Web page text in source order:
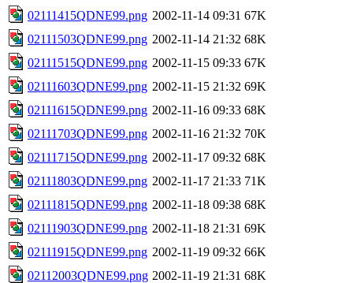
02111415QDNE99.png 2002-11-14 09:31 67K
02111503QDNE99.png 2002-11-14 21:32 68K
02111515QDNE99.png 2002-11-15 09:33 67K
02111603QDNE99.png 2002-11-15 21:32 69K
02111615QDNE99.png 2002-11-16 09:33 68K
02111703QDNE99.png 2002-11-16 21:32 70K
02111715QDNE99.png 2002-11-17 09:32 68K
02111803QDNE99.png 2002-11-17 21:33 71K
02111815QDNE99.png 2002-11-18 09:38 68K
02111903QDNE99.png 2002-11-18 21:31 69K
02111915QDNE99.png 2002-11-19 09:32 66K
02112003QDNE99.png 2002-11-19 21:31 68K